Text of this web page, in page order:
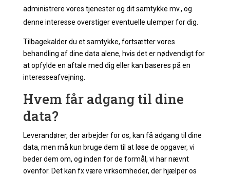
administrere vores tjenester og dit samtykke mv., og
denne interesse overstiger eventuelle ulemper for dig.
Tilbagekalder du et samtykke, fortsætter vores
behandling af dine data alene, hvis det er nødvendigt for
at opfylde en aftale med dig eller kan baseres på en
interesseafvejning.
Hvem får adgang til dine
data?
Leverandører, der arbejder for os, kan få adgang til dine
data, men må kun bruge dem til at løse de opgaver, vi
beder dem om, og inden for de formål, vi har nævnt
ovenfor. Det kan fx være virksomheder, der hjælper os